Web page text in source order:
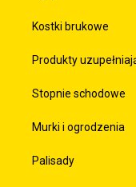
Kostki brukowe
Produkty
Stopnie schodowe
Murki i ogrodzenia
Palisady